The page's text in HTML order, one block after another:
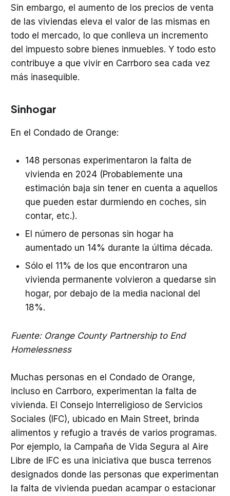
Sin embargo, el aumento de los precios de venta
de las viviendas eleva el valor de las mismas en
todo el mercado, lo que conlleva un incremento
del impuesto sobre bienes inmuebles. Y todo esto
contribuye a que vivir en Carrboro sea cada vez
más inasequible.
Sinhogar
En el Condado de Orange:
148 personas experimentaron la falta de
vivienda en 2024 (Probablemente una
estimación baja sin tener en cuenta a aquellos
que pueden estar durmiendo en coches, sin
contar, etc.).
El número de personas sin hogar ha
aumentado un 14% durante la última década.
Sólo el 11% de los que encontraron una
vivienda permanente volvieron a quedarse sin
hogar, por debajo de la media nacional del
18%.
Fuente: Orange County Partnership to End
Homelessness
Muchas personas en el Condado de Orange,
incluso en Carrboro, experimentan la falta de
vivienda. El Consejo Interreligioso de Servicios
Sociales (IFC), ubicado en Main Street, brinda
alimentos y refugio a través de varios programas.
Por ejemplo, la Campaña de Vida Segura al Aire
Libre de IFC es una iniciativa que busca terrenos
designados donde las personas que experimentan
la falta de vivienda puedan acampar o estacionar